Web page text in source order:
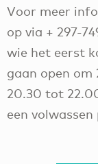
Voor meer
op via + 297-
wie het eerst
gaan open om
20.30 tot
een